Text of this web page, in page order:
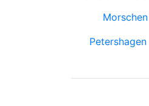
Morschen
Petershagen